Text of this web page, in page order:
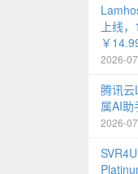
上线
￥
2026-
腾讯
属AI助
2026-